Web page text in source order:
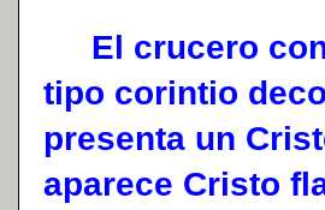
El crucero
tipo corintio
presenta un
aparece Cristo